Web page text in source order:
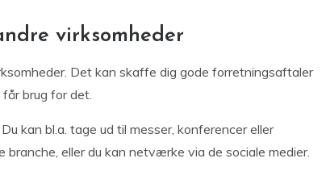
virksomheder
Det kan skaffe dig gode forretningsaftaler
brug for det.
kan bl.a. tage ud til messer, konferencer eller
eller du kan netværke via de sociale medier.